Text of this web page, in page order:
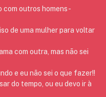
com outros homens -
de uma mulher para voltar
com outra, mas não sei
e eu não sei o que fazer!!
do tempo, ou eu devo ir à